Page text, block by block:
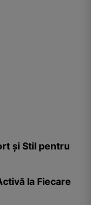
și Stil pentru
la Fiecare